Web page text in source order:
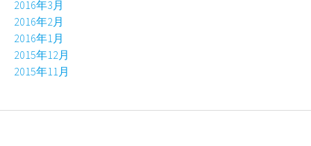
2016年3月
2016年2月
2016年1月
2015年12月
2015年11月